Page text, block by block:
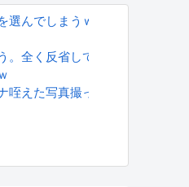
選んでしまうｗｗｗ
。全く反省してないと話題に
咥えた写真撮ってたと思う」